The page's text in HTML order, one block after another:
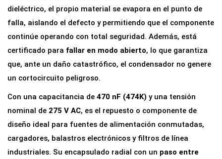
.
4
7
u
F
dieléctrico, el propio material se evapora en el punto de
falla, aislando el defecto y permitiendo que el componente
continúe operando con total seguridad. Además, está
certificado para fallar en modo abierto, lo que garantiza
que, ante un daño catastrófico, el condensador no genere
un cortocircuito peligroso.
Con una capacitancia de 470 nF (474K) y una tensión
nominal de 275 V AC, es el repuesto o componente de
diseño ideal para fuentes de alimentación conmutadas,
cargadores, balastros electrónicos y filtros de línea
industriales. Su encapsulado radial con un paso entre